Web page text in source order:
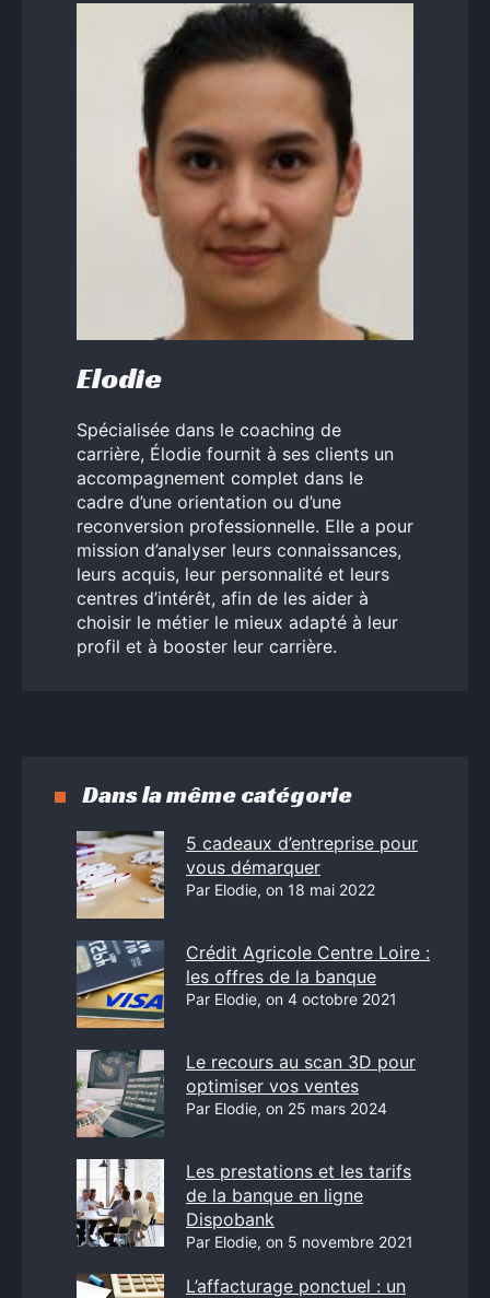
Elodie
Spécialisée dans le coaching de
carrière, Élodie fournit à ses clients un
accompagnement complet dans le
cadre d’une orientation ou d’une
reconversion professionnelle. Elle a pour
mission d’analyser leurs connaissances,
leurs acquis, leur personnalité et leurs
centres d’intérêt, afin de les aider à
choisir le métier le mieux adapté à leur
profil et à booster leur carrière.
Dans la même catégorie
5 cadeaux d’entreprise pour
vous démarquer
Par Elodie, on 18 mai 2022
Crédit Agricole Centre Loire :
les offres de la banque
Par Elodie, on 4 octobre 2021
Le recours au scan 3D pour
optimiser vos ventes
Par Elodie, on 25 mars 2024
Les prestations et les tarifs
de la banque en ligne
Dispobank
Par Elodie, on 5 novembre 2021
L’affacturage ponctuel : un